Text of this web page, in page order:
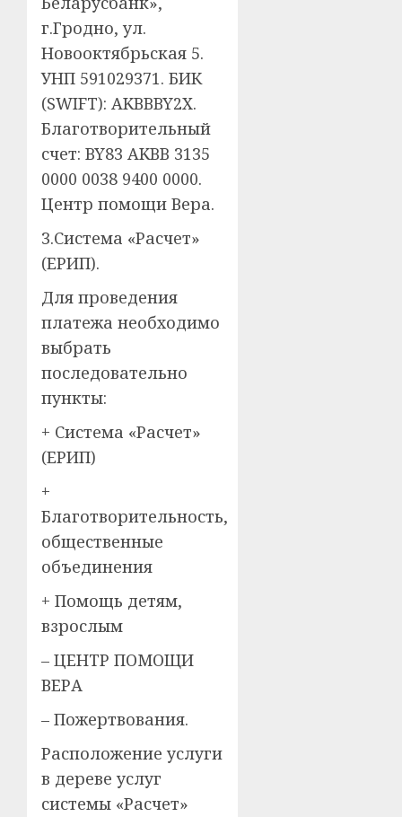
г.Гродно, ул.
Новооктябрьская 5.
УНП 591029371. БИК
(SWIFT): AKBBBY2X.
Благотворительный
счет: BY83 AKBB 3135
0000 0038 9400 0000.
Центр помощи Вера.
3.Система «Расчет»
(ЕРИП).
Для проведения
платежа необходимо
выбрать
последовательно
пункты:
+ Система «Расчет»
(ЕРИП)
+
Благотворительность,
общественные
объединения
+ Помощь детям,
взрослым
– ЦЕНТР ПОМОЩИ
ВЕРА
– Пожертвования.
Расположение услуги
в дереве услуг
системы «Расчет»